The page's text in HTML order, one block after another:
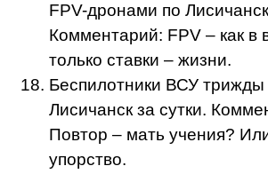
FPV-дронами по
Комментарий: FPV – как в
только ставки – жизни.
Беспилотники ВСУ трижды
Лисичанск за сутки.
Повтор – мать учения?
упорство.